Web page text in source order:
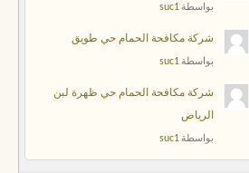
بواسطةsuc1
شركة مكافحة الحمام حي طويق
بواسطةsuc1
شركة مكافحة الحمام حي ظهرة لبن
الرياض
بواسطةsuc1